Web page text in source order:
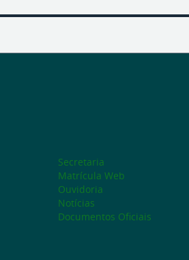
Secretaria
Matrícula Web
Ouvidoria
Notícias
Documentos Oficiais